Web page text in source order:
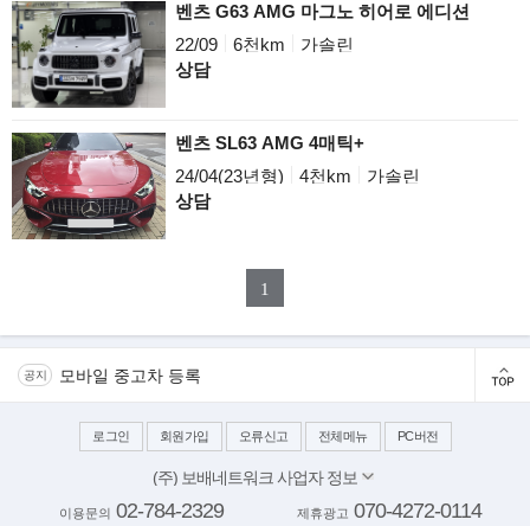
벤츠 G63 AMG 마그노 히어로 에디션
22/09
6천km
가솔린
상담
벤츠 SL63 AMG 4매틱+
24/04(23년형)
4천km
가솔린
상담
1
공지 모바일 중고차 등록
로그인 회원가입 오류신고 전체메뉴 PC버전
(주) 보배네트워크 사업자 정보
대표이사: 김보배
이용문의 02-784-2329 제휴광고 070-4272-0114